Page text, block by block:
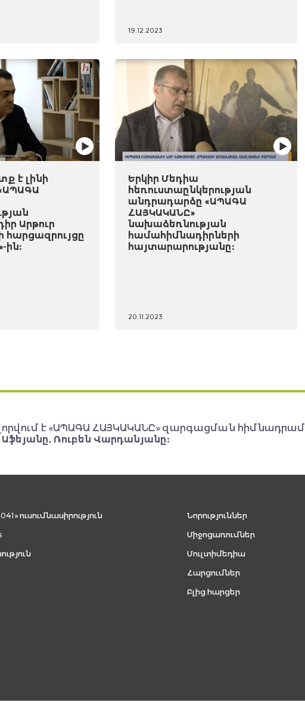
19.12.2023
է լինի
Արթուր
հարցազրույցը
ին:
Երկիր Մեդիա
հեռուստաընկերության
անդրադարձը «ԱՊԱԳԱ
ՀԱՅԿԱԿԱՆԸ»
նախաձեռնության
համահիմնադիրների
հայտարարությանը:
20.11.2023
է «ԱՊԱԳԱ ՀԱՅԿԱԿԱՆԸ» զարգացման
Ռուբեն Վարդանյանը:
ուսումնասիրություն Նորություններ
Միջոցառումներ
Մուլտիմեդիա
Հարցումներ
Բլից հարցեր